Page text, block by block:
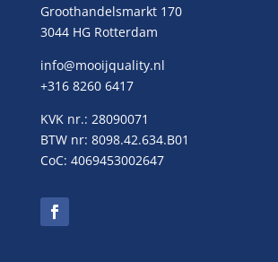
Groothandelsmarkt 170
3044 HG Rotterdam
info@mooijquality.nl
+316 8260 6417
KVK nr.: 28090071
BTW nr: 8098.42.634.B01
CoC: 4069453002647